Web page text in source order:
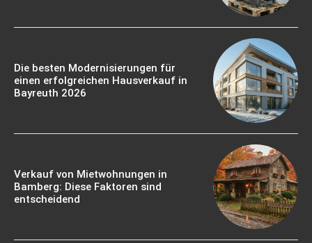
Die besten Modernisierungen für
einen erfolgreichen Hausverkauf in
Bayreuth 2026
Verkauf von Mietwohnungen in
Bamberg: Diese Faktoren sind
entscheidend